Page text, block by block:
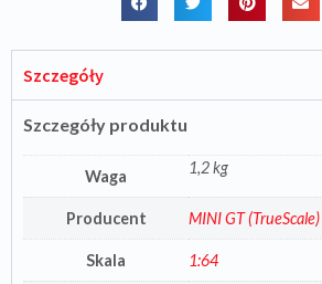
Szczegóły
Szczegóły produktu
Waga 1,2 kg
Producent MINI GT (TrueScale)
Skala 1:64